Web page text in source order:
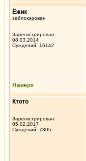
Ёжик
заблокирован
Зарегистрирован:
08.03.2014
Суждений: 16142
Наверх
Ктото
Зарегистрирован:
05.02.2017
Суждений: 7305